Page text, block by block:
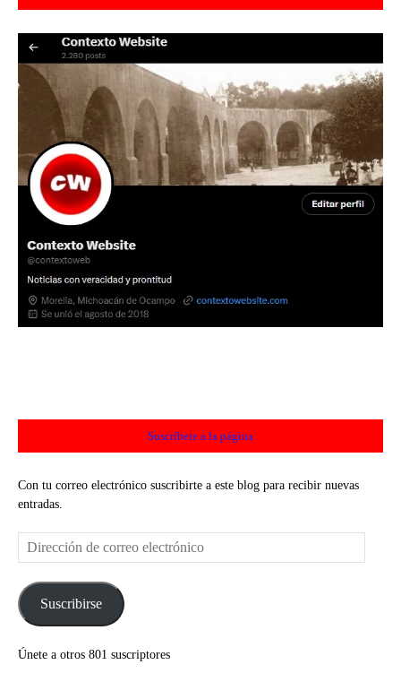
Suscríbete a la página
Con tu correo electrónico suscribirte a este blog para recibir nuevas
entradas.
Dirección
de
electrónicoSuscribirse
Únete a otros 801 suscriptores